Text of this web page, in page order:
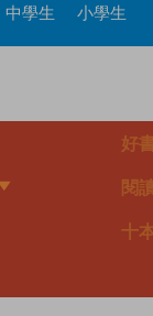
中學生
小學生
好
閱
十